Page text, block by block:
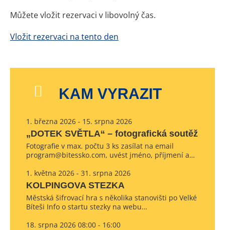
Můžete vložit rezervaci v libovolný čas.
Vložit rezervaci na tento den
KAM VYRAZIT
1. března 2026 - 15. srpna 2026
„DOTEK SVĚTLA“ – fotografická soutěž
Fotografie v max. počtu 3 ks zasílat na email
program@bitessko.com, uvést jméno, příjmení a…
1. května 2026 - 31. srpna 2026
KOLPINGOVA STEZKA
Městská šifrovací hra s několika stanovišti po Velké
Bíteši Info o startu stezky na webu…
18. srpna 2026 08:00 - 16:00